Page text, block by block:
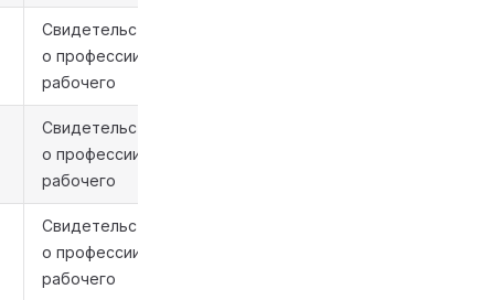
Свидетельство
о профессии
рабочего
Свидетельство
о профессии
рабочего
Свидетельство
о профессии
рабочего